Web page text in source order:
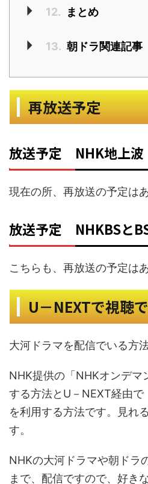
12. まとめ
13. 朝ドラ関連記事
再放送予定
放送予定 NHK地上波
現在の所、再放送の予定は
放送予定 NHKBSと
こちらも、再放送の予定は
U－NEXTで視聴
大河ドラマを配信でいる方
NHK提供の「NHKオンデマ
する方法とU－NEXT経由で
を利用する方法です。見れ
す。
NHKの大河ドラマや朝ドラ
まで、配信ですので、好き